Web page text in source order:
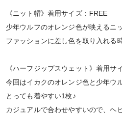
《ニット帽》着用サイズ：FREE
少年ウルフのオレンジ色が映えるニ
ファッションに差し色を取り入れる
《ハーフジップスウェット》着用サ
今回はイカクのオレンジ色と少年ウ
とっても着やすい1枚♪
カジュアルで合わせやすいので、ヘ